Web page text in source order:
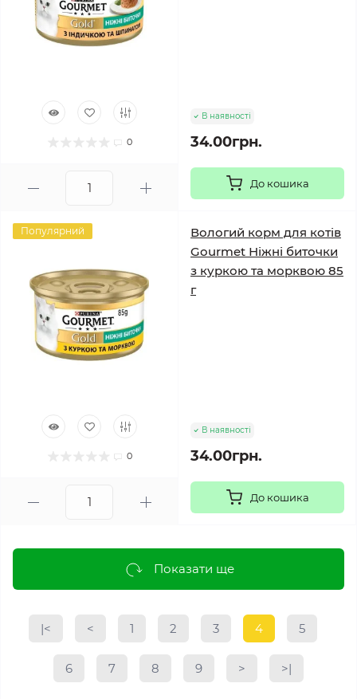
0
В наявності
34.00грн.
До кошика
Популярний
0
Вологий корм для котів
Gourmet Ніжні биточки
з куркою та морквою 85
г
В наявності
34.00грн.
До кошика
Показати ще
|< < 1 2 3 4 5
6 7 8 9 > >|